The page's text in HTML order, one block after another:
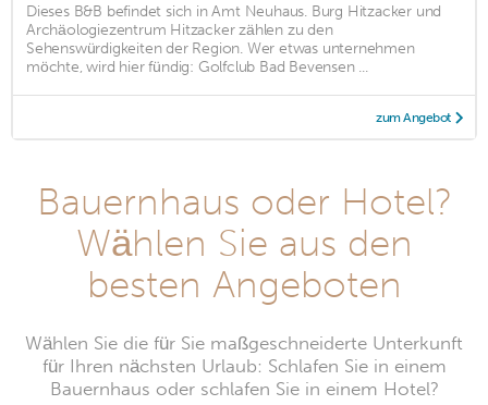
Dieses B&B befindet sich in Amt Neuhaus. Burg Hitzacker und
Archäologiezentrum Hitzacker zählen zu den
Sehenswürdigkeiten der Region. Wer etwas unternehmen
möchte, wird hier fündig: Golfclub Bad Bevensen ...
zum Angebot
Bauernhaus oder Hotel?
Wählen Sie aus den
besten Angeboten
Wählen Sie die für Sie maßgeschneiderte Unterkunft
für Ihren nächsten Urlaub: Schlafen Sie in einem
Bauernhaus oder schlafen Sie in einem Hotel?